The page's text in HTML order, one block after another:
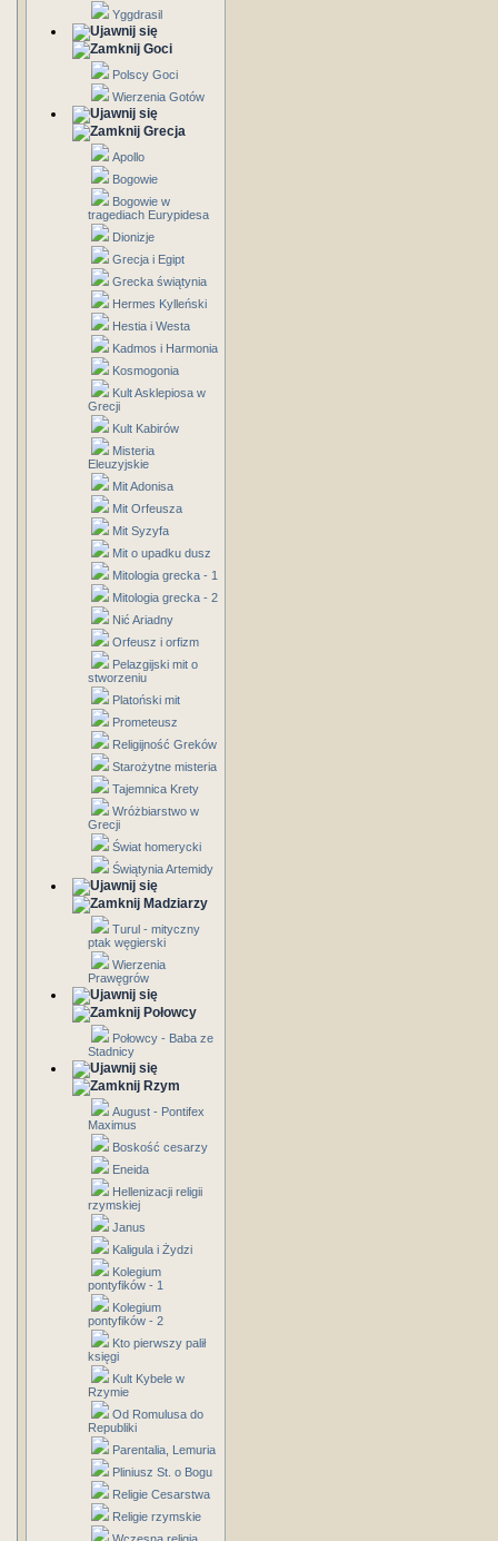
Yggdrasil
Goci
Polscy Goci
Wierzenia Gotów
Grecja
Apollo
Bogowie
Bogowie w
tragediach Eurypidesa
Dionizje
Grecja i Egipt
Grecka świątynia
Hermes Kylleński
Hestia i Westa
Kadmos i Harmonia
Kosmogonia
Kult Asklepiosa w
Grecji
Kult Kabirów
Misteria
Eleuzyjskie
Mit Adonisa
Mit Orfeusza
Mit Syzyfa
Mit o upadku dusz
Mitologia grecka - 1
Mitologia grecka - 2
Nić Ariadny
Orfeusz i orfizm
Pelazgijski mit o
stworzeniu
Platoński mit
Prometeusz
Religijność Greków
Starożytne misteria
Tajemnica Krety
Wróżbiarstwo w
Grecji
Świat homerycki
Świątynia Artemidy
Madziarzy
Turul - mityczny
ptak węgierski
Wierzenia
Prawęgrów
Połowcy
Połowcy - Baba ze
Stadnicy
Rzym
August - Pontifex
Maximus
Boskość cesarzy
Eneida
Hellenizacji religii
rzymskiej
Janus
Kaligula i Żydzi
Kolegium
pontyfików - 1
Kolegium
pontyfików - 2
Kto pierwszy palił
księgi
Kult Kybele w
Rzymie
Od Romulusa do
Republiki
Parentalia, Lemuria
Pliniusz St. o Bogu
Religie Cesarstwa
Religie rzymskie